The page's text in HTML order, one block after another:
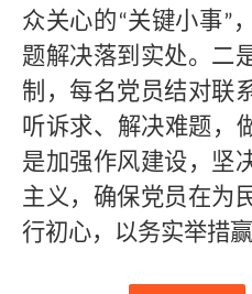
众关心的“关键小事”
题解决落到实处。二
制，每名党员结对联
听诉求、解决难题，
是加强作风建设，坚
主义，确保党员在为
行初心，以务实举措